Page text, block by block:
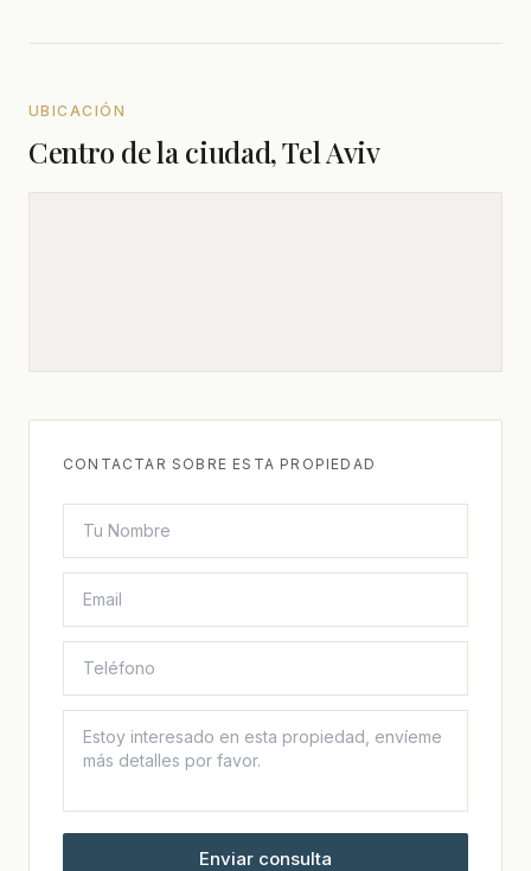
UBICACIÓN
Centro de la ciudad, Tel Aviv
CONTACTAR SOBRE ESTA PROPIEDAD
Enviar consulta